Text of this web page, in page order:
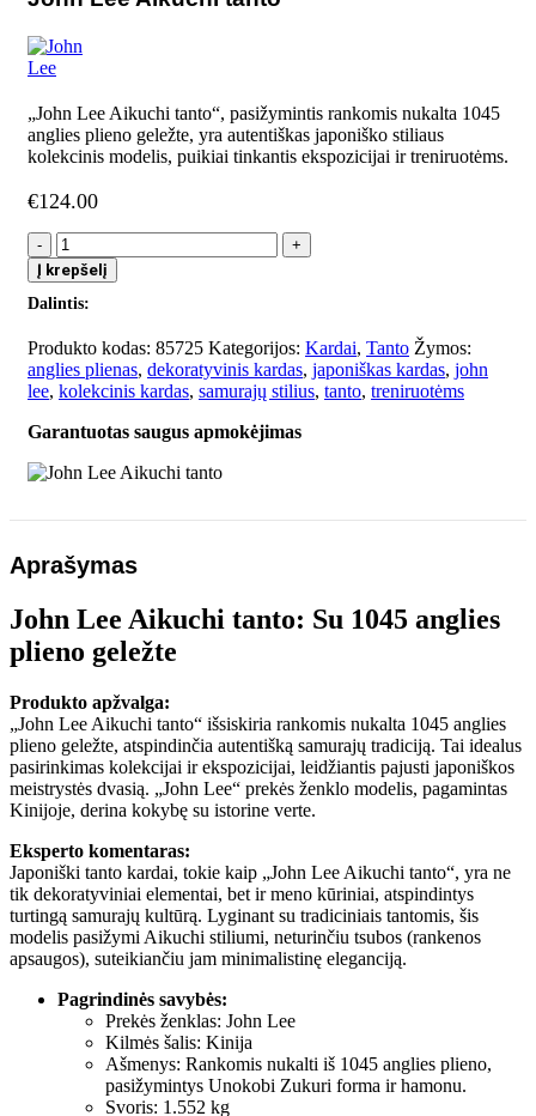
„John Lee Aikuchi tanto“, pasižymintis rankomis nukalta 1045
anglies plieno geležte, yra autentiškas japoniško stiliaus
kolekcinis modelis, puikiai tinkantis ekspozicijai ir treniruotėms.
€124.00
produkto
kiekis:
John
Lee
tanto
Į krepšelį
Dalintis:
Produkto kodas: 85725 Kategorijos: Kardai, Tanto Žymos:
anglies plienas, dekoratyvinis kardas, japoniškas kardas, john
lee, kolekcinis kardas, samurajų stilius, tanto, treniruotėms
Garantuotas saugus apmokėjimas
Aprašymas
John Lee Aikuchi tanto: Su 1045 anglies
plieno geležte
Produkto apžvalga:
„John Lee Aikuchi tanto“ išsiskiria rankomis nukalta 1045 anglies
plieno geležte, atspindinčia autentišką samurajų tradiciją. Tai idealus
pasirinkimas kolekcijai ir ekspozicijai, leidžiantis pajusti japoniškos
meistrystės dvasią. „John Lee“ prekės ženklo modelis, pagamintas
Kinijoje, derina kokybę su istorine verte.
Eksperto komentaras:
Japoniški tanto kardai, tokie kaip „John Lee Aikuchi tanto“, yra ne
tik dekoratyviniai elementai, bet ir meno kūriniai, atspindintys
turtingą samurajų kultūrą. Lyginant su tradiciniais tantomis, šis
modelis pasižymi Aikuchi stiliumi, neturinčiu tsubos (rankenos
apsaugos), suteikiančiu jam minimalistinę eleganciją.
Pagrindinės savybės:
Prekės ženklas: John Lee
Kilmės šalis: Kinija
Ašmenys: Rankomis nukalti iš 1045 anglies plieno,
pasižymintys Unokobi Zukuri forma ir hamonu.
Svoris: 1.552 kg